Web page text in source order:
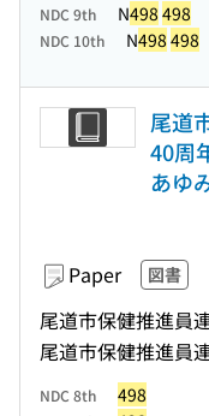
NDC 9th N498 498
NDC 10th N498 498
尾道
40周
あゆ
Paper 図書
尾道市保健推進員
尾道市保健推進員
NDC 8th 498